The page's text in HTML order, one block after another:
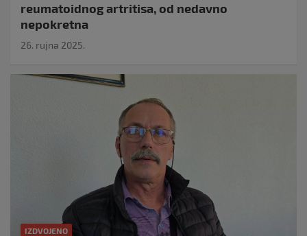
reumatoidnog artritisa, od nedavno
nepokretna
26. rujna 2025.
IZDVOJENO